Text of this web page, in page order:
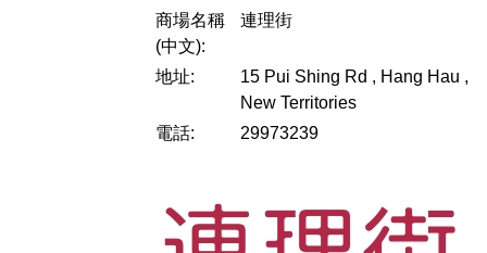
商場名稱
(中文):
連理街
地址:
15 Pui Shing Rd , Hang Hau ,
New Territories
電話:
29973239